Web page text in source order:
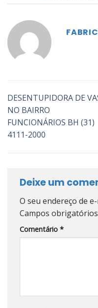
DESENTUPIDORA DE
NO BAIRRO
FUNCIONÁRIOS BH (31)
4111-2000
Deixe um
O seu endereço de
Campos
Comentário *